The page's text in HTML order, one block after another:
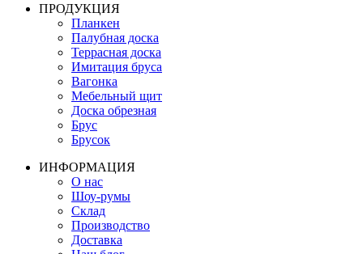
ПРОДУКЦИЯ
Планкен
Палубная доска
Террасная доска
Имитация бруса
Вагонка
Мебельный щит
Доска обрезная
Брус
Брусок
ИНФОРМАЦИЯ
О нас
Шоу-румы
Склад
Производство
Доставка